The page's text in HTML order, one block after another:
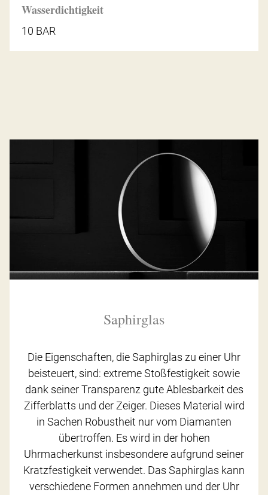
Wasserdichtigkeit
10 BAR
Saphirglas
Die Eigenschaften, die Saphirglas zu einer Uhr
beisteuert, sind: extreme Stoßfestigkeit sowie
dank seiner Transparenz gute Ablesbarkeit des
Zifferblatts und der Zeiger. Dieses Material wird
in Sachen Robustheit nur vom Diamanten
übertroffen. Es wird in der hohen
Uhrmacherkunst insbesondere aufgrund seiner
Kratzfestigkeit verwendet. Das Saphirglas kann
verschiedene Formen annehmen und der Uhr